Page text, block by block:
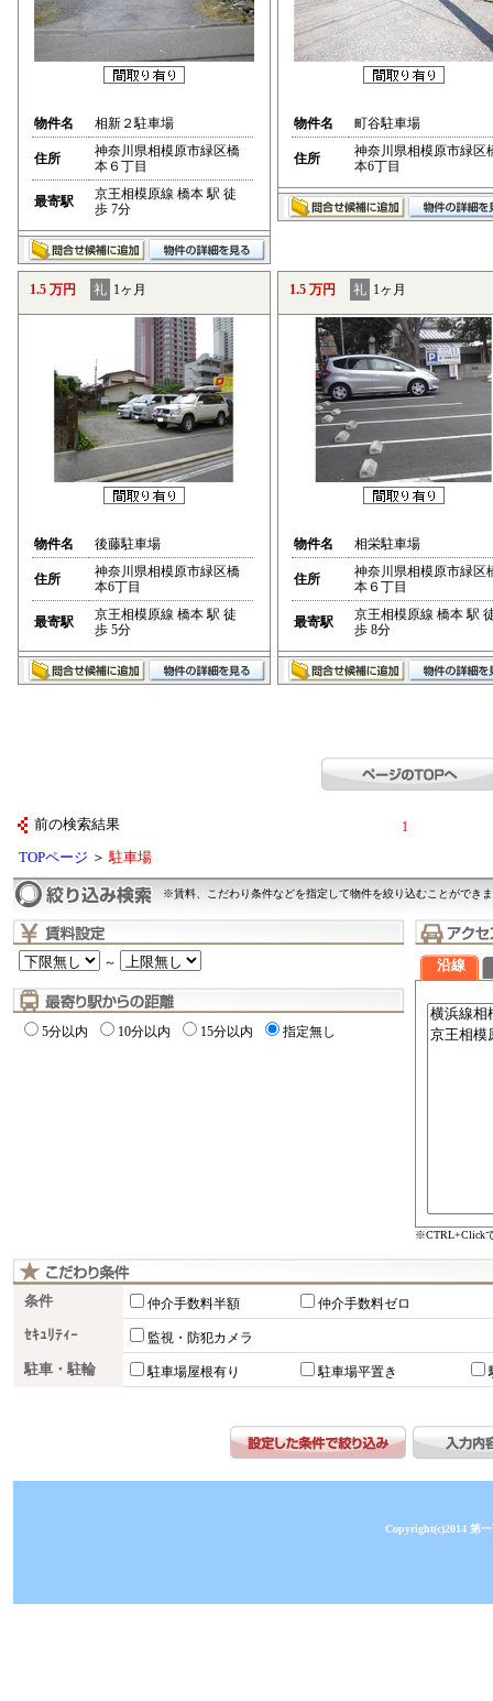
物件名 相新２駐車場
住所
神奈川県相模原市緑区橋
本６丁目
最寄駅
京王相模原線 橋本 駅 徒
歩 7分
物件名 町谷駐車場
住所
神奈川県相模原市緑区
本6丁目
1.5 万円 礼 1ヶ月
物件名 後藤駐車場
住所
神奈川県相模原市緑区橋
本6丁目
最寄駅
京王相模原線 橋本 駅 徒
歩 5分
1.5 万円 礼 1ヶ月
物件名 相栄駐車場
住所
神奈川県相模原市緑区
本６丁目
最寄駅
京王相模原線 橋本 駅
歩 8分
前の検索結果 1
TOPページ ＞駐車場
※賃料、こだわり条件などを指定して物件を絞り込むことができ
～
5分以内 10分以内 15分以内 指定無し
沿線
※CTRL+Click
条件 仲介手数料半額 仲介手数料ゼロ
ｾｷｭﾘﾃｨｰ 監視・防犯カメラ
駐車・駐輪 駐車場屋根有り 駐車場平置き
Copyright(c)2014 第